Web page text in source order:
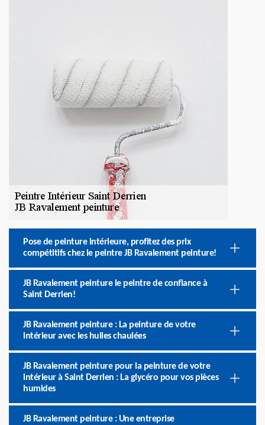
Pose de peinture intérieure, profitez des prix
compétitifs chez le peintre JB Ravalement peinture!
JB Ravalement peinture le peintre de confiance à
Saint Derrien!
JB Ravalement peinture : La peinture de votre
intérieur avec les huiles chaulées
JB Ravalement peinture pour la peinture de votre
intérieur à Saint Derrien : La glycéro pour vos pièces
humides
JB Ravalement peinture : Une entreprise